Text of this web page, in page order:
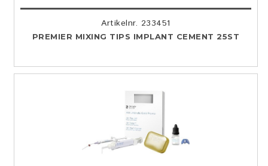
Artikelnr. 233451
PREMIER MIXING TIPS IMPLANT CEMENT 25ST